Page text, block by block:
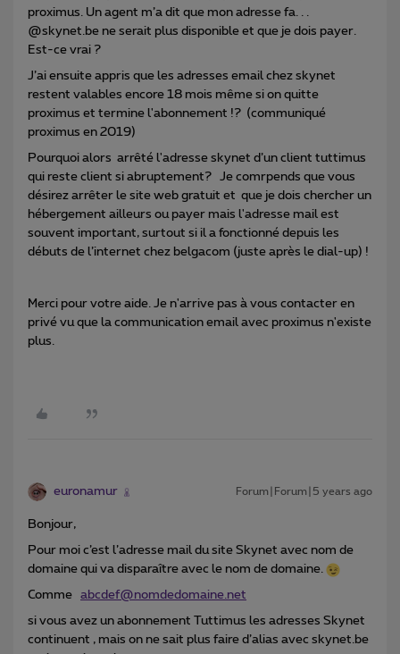
proximus. Un agent m’a dit que mon adresse fa. . .
@skynet.be ne serait plus disponible et que je dois payer.
Est-ce vrai ?
J’ai ensuite appris que les adresses email chez skynet
restent valables encore 18 mois même si on quitte
proximus et termine l'abonnement !? (communiqué
proximus en 2019)
Pourquoi alors arrêté l'adresse skynet d’un client tuttimus
qui reste client si abruptement? Je comrpends que vous
désirez arrêter le site web gratuit et que je dois chercher un
hébergement ailleurs ou payer mais l'adresse mail est
souvent important, surtout si il a fonctionné depuis les
débuts de l’internet chez belgacom (juste après le dial-up) !
Merci pour votre aide. Je n'arrive pas à vous contacter en
privé vu que la communication email avec proximus n'existe
plus.
euronamur Forum|Forum|5 years ago
Bonjour,
Pour moi c’est l’adresse mail du site Skynet avec nom de
domaine qui va disparaître avec le nom de domaine.
Comme abcdef@nomdedomaine.net
si vous avez un abonnement Tuttimus les adresses Skynet
continuent , mais on ne sait plus faire d’alias avec skynet.be